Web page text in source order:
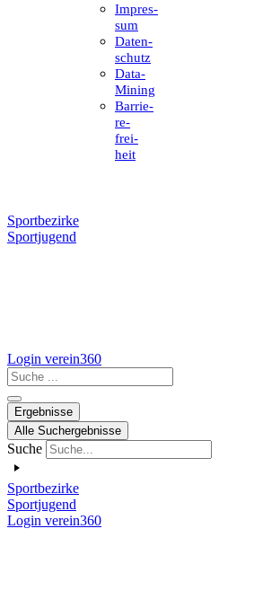
Impres­
sum
Daten­
schutz
Data-
Mining
Barrie­
re­
frei­
heit
Sportbezirke
Sportjugend
Login verein360
Search
...
Ergebnisse
Alle Suchergebnisse
Suche
Sportbezirke
Sportjugend
Login verein360